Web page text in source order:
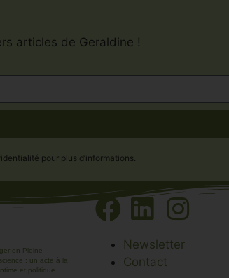
articles de Geraldine !
pour plus d’informations.
en Pleine
: un acte à la
et politique
Newsletter
Contact